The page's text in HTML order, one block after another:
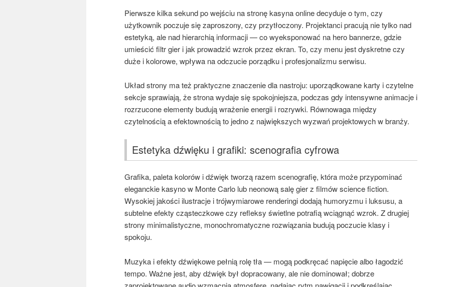
Pierwsze kilka sekund po wejściu na stronę kasyna online decyduje o tym, czy
użytkownik poczuje się zaproszony, czy przytłoczony. Projektanci pracują nie tylko nad
estetyką, ale nad hierarchią informacji — co wyeksponować na hero bannerze, gdzie
umieścić filtr gier i jak prowadzić wzrok przez ekran. To, czy menu jest dyskretne czy
duże i kolorowe, wpływa na odczucie porządku i profesjonalizmu serwisu.
Układ strony ma też praktyczne znaczenie dla nastroju: uporządkowane karty i czytelne
sekcje sprawiają, że strona wydaje się spokojniejsza, podczas gdy intensywne animacje i
rozrzucone elementy budują wrażenie energii i rozrywki. Równowaga między
czytelnością a efektownością to jedno z największych wyzwań projektowych w branży.
Estetyka dźwięku i grafiki: scenografia cyfrowa
Grafika, paleta kolorów i dźwięk tworzą razem scenografię, która może przypominać
eleganckie kasyno w Monte Carlo lub neonową salę gier z filmów science fiction.
Wysokiej jakości ilustracje i trójwymiarowe renderingi dodają humoryzmu i luksusu, a
subtelne efekty cząsteczkowe czy refleksy świetlne potrafią wciągnąć wzrok. Z drugiej
strony minimalistyczne, monochromatyczne rozwiązania budują poczucie klasy i
spokoju.
Muzyka i efekty dźwiękowe pełnią rolę tła — mogą podkręcać napięcie albo łagodzić
tempo. Ważne jest, aby dźwięk był dopracowany, ale nie dominował; dobrze